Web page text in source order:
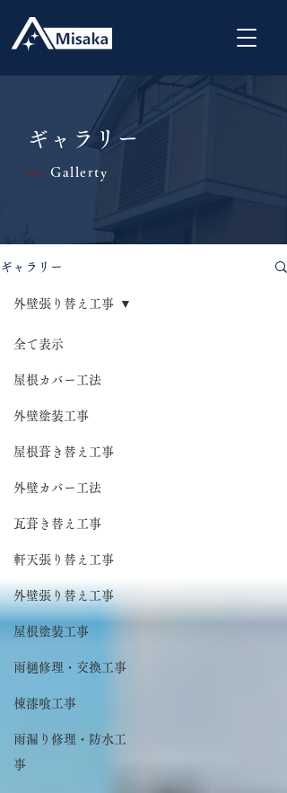
ギャラリー
| Gallerty
ギャラリー
全て表示
屋根カバー工法
外壁塗装工事
屋根葺き替え工事
外壁カバー工法
瓦葺き替え工事
軒天張り替え工事
外壁張り替え工事
屋根塗装工事
雨樋修理・交換工事
棟漆喰工事
雨漏り修理・防水工
事
外壁張り替え工事